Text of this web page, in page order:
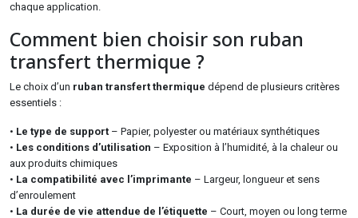
chaque application.
Comment bien choisir son ruban
transfert thermique ?
Le choix d’un ruban transfert thermique dépend de plusieurs critères
essentiels :
• Le type de support – Papier, polyester ou matériaux synthétiques
• Les conditions d’utilisation – Exposition à l’humidité, à la chaleur ou
aux produits chimiques
• La compatibilité avec l’imprimante – Largeur, longueur et sens
d’enroulement
• La durée de vie attendue de l’étiquette – Court, moyen ou long terme